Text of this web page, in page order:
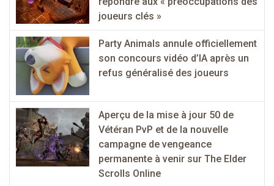
joueurs clés »
Party Animals annule officiellement
son concours vidéo d’IA après un
refus généralisé des joueurs
Aperçu de la mise à jour 50 de
Vétéran PvP et de la nouvelle
campagne de vengeance
permanente à venir sur The Elder
Scrolls Online